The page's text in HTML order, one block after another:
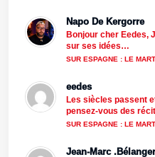
Napo De Kergorre
Bonjour cher Eedes,
sur ses idées…
SUR ESPAGNE : LE
eedes
Les siècles passent
pensez-vous des
SUR ESPAGNE : LE
Jean-Marc .Bélanger